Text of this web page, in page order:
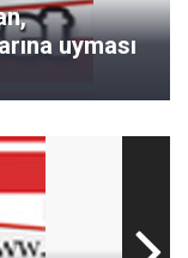
uyması